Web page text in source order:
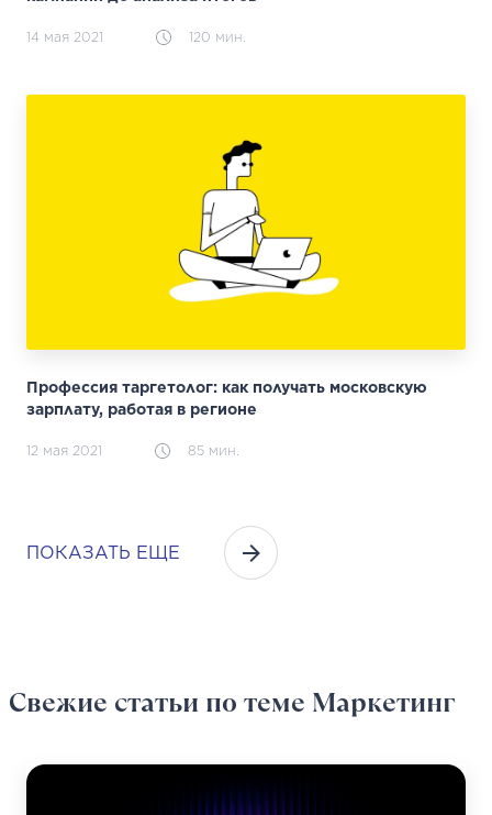
14 мая 2021 120 мин.
Профессия таргетолог: как получать московскую
зарплату, работая в регионе
12 мая 2021 85 мин.
ПОКАЗАТЬ ЕЩЕ
Свежие статьи по теме Маркетинг